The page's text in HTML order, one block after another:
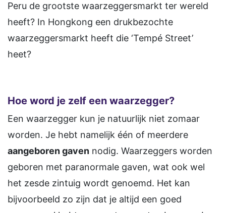
Peru de grootste waarzeggersmarkt ter wereld
heeft? In Hongkong een drukbezochte
waarzeggersmarkt heeft die ‘Tempé Street’
heet?
Hoe word je zelf een waarzegger?
Een waarzegger kun je natuurlijk niet zomaar
worden. Je hebt namelijk één of meerdere
aangeboren gaven nodig. Waarzeggers worden
geboren met paranormale gaven, wat ook wel
het zesde zintuig wordt genoemd. Het kan
bijvoorbeeld zo zijn dat je altijd een goed